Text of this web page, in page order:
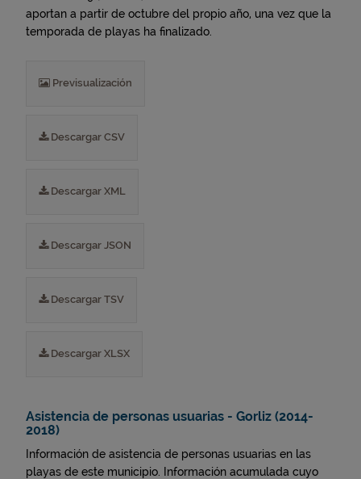
aportan a partir de octubre del propio año, una vez que la
temporada de playas ha finalizado.
Previsualización
Descargar CSV
Descargar XML
Descargar JSON
Descargar TSV
Descargar XLSX
Asistencia de personas usuarias - Gorliz (2014-
2018)
Información de asistencia de personas usuarias en las
playas de este municipio. Información acumulada cuyo